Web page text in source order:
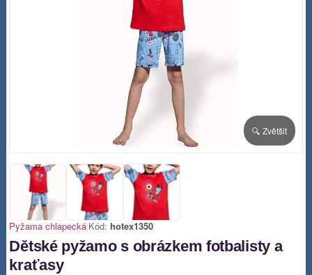
🔍 Zvětšit
Pyžama chlapecká|Kód:hotex1350
Dětské pyžamo s obrázkem fotbalisty a
kraťasy